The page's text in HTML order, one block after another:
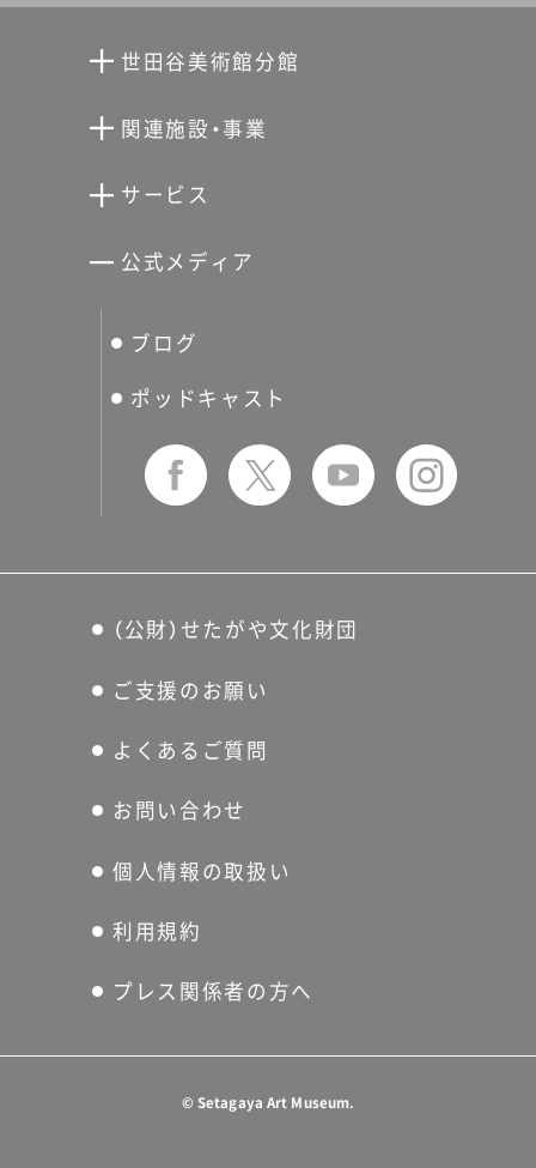
世田谷美術館分館
分館スケジュール
関連施設・事業
世田谷文学館
せたおん
サービス
せたがやアーツカード
友の会
公式メディア
ブログ
ポッドキャスト
（公財）せたがや文化財団
ご支援のお願い
よくあるご質問
お問い合わせ
個人情報の取扱い
利用規約
プレス関係者の方へ
© Setagaya Art Museum.